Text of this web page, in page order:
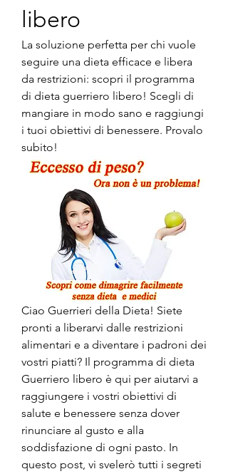
libero
La soluzione perfetta per chi vuole
seguire una dieta efficace e libera
da restrizioni: scopri il programma
di dieta guerriero libero! Scegli di
mangiare in modo sano e raggiungi
i tuoi obiettivi di benessere. Provalo
subito!
Ciao Guerrieri della Dieta! Siete
pronti a liberarvi dalle restrizioni
alimentari e a diventare i padroni dei
vostri piatti? Il programma di dieta
Guerriero libero è qui per aiutarvi a
raggiungere i vostri obiettivi di
salute e benessere senza dover
rinunciare al gusto e alla
soddisfazione di ogni pasto. In
questo post, vi svelerò tutti i segreti